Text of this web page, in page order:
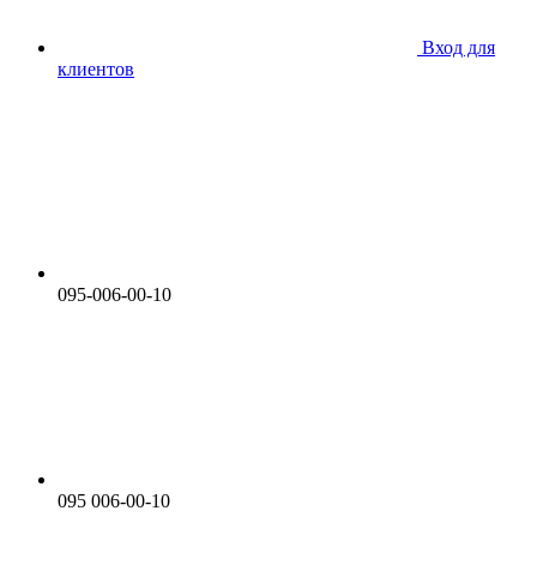
Вход для
клиентов
095-006-00-10
095 006-00-10